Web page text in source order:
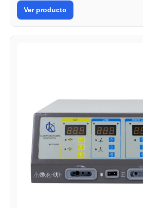
Ver producto